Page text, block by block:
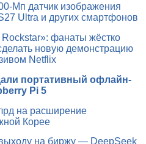
Мп датчик изображения
Ultra и других смартфонов
фанаты жёстко
новую демонстрацию
Netflix
портативный офлайн-
Pi 5
на расширение
Корее
на биржу — DeepSeek